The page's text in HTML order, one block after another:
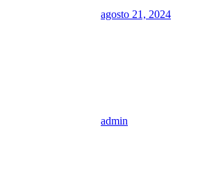
agosto 21, 2024
admin